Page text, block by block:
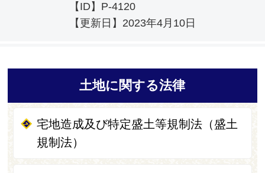
【ID】 P-4120
【更新日】 2023年4月10日
土地に関する法律
宅地造成及び特定盛土等規制法（盛土
規制法）